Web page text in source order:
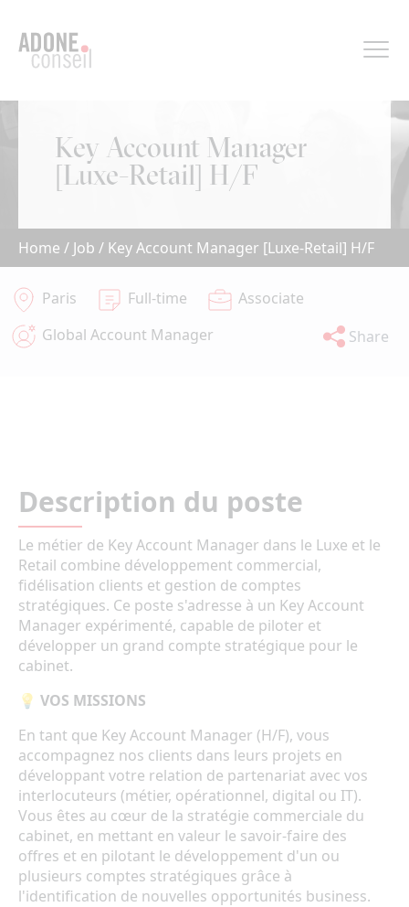
Key Account Manager
[Luxe-Retail] H/F
Home / Job / Key Account Manager [Luxe-Retail] H/F
Paris Full-time
Associate
Global Account Manager
Share
Description du poste
Le métier de Key Account Manager dans le Luxe et le
Retail combine développement commercial,
fidélisation clients et gestion de comptes
stratégiques. Ce poste s'adresse à un Key Account
Manager expérimenté, capable de piloter et
développer un grand compte stratégique pour le
cabinet.
💡 VOS MISSIONS
En tant que Key Account Manager (H/F), vous
accompagnez nos clients dans leurs projets en
développant votre relation de partenariat avec vos
interlocuteurs (métier, opérationnel, digital ou IT).
Vous êtes au cœur de la stratégie commerciale du
cabinet, en mettant en valeur le savoir-faire des
offres et en pilotant le développement d'un ou
plusieurs comptes stratégiques grâce à
l'identification de nouvelles opportunités business.